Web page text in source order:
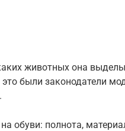
животных она
были законодатели
обуви: полнота,